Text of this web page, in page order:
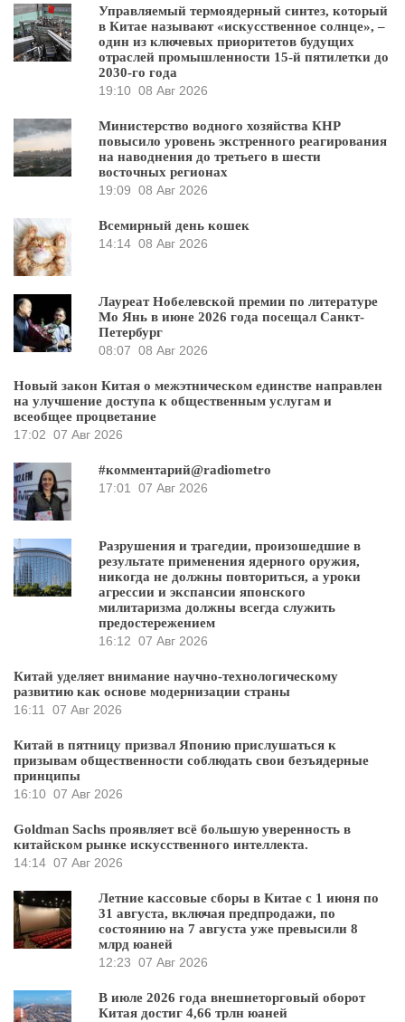
Управляемый термоядерный синтез, который
в Китае называют «искусственное солнце», –
один из ключевых приоритетов будущих
отраслей промышленности 15-й пятилетки до
2030-го года
19:10 08 Авг 2026
Министерство водного хозяйства КНР
повысило уровень экстренного реагирования
на наводнения до третьего в шести
восточных регионах
19:09 08 Авг 2026
Всемирный день кошек
14:14 08 Авг 2026
Лауреат Нобелевской премии по литературе
Мо Янь в июне 2026 года посещал Санкт-
Петербург
08:07 08 Авг 2026
Новый закон Китая о межэтническом единстве направлен
на улучшение доступа к общественным услугам и
всеобщее процветание
17:02 07 Авг 2026
#комментарий@radiometro
17:01
07 Авг 2026
Разрушения и трагедии, произошедшие в
результате применения ядерного оружия,
никогда не должны повториться, а уроки
агрессии и экспансии японского
милитаризма должны всегда служить
предостережением
16:12 07 Авг 2026
Китай уделяет внимание научно-технологическому
развитию как основе модернизации страны
16:11
07 Авг 2026
Китай в пятницу призвал Японию прислушаться к
призывам общественности соблюдать свои безъядерные
принципы
16:10 07 Авг 2026
Goldman Sachs проявляет всё большую уверенность в
китайском рынке искусственного интеллекта.
14:14 07 Авг 2026
Летние кассовые сборы в Китае с 1 июня по
31 августа, включая предпродажи, по
состоянию на 7 августа уже превысили 8
млрд юаней
12:23 07 Авг 2026
В июле 2026 года внешнеторговый оборот
Китая достиг 4,66 трлн юаней